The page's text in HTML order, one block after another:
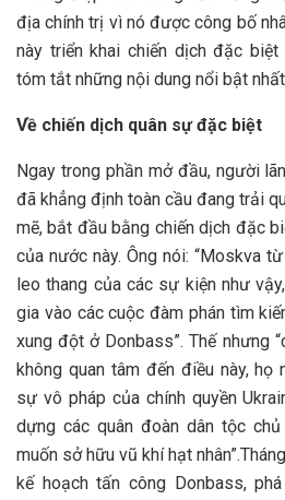
địa chính trị vì nó được công bố
này triển khai chiến dịch đặc
tóm tắt những nội dung nổi bật
Về chiến dịch quân sự đặc biệt
Ngay trong phần mở đầu, người
đã khẳng định toàn cầu đang trải
mẽ, bắt đầu bằng chiến dịch đặc
của nước này. Ông nói: “Moskva
leo thang của các sự kiện như
gia vào các cuộc đàm phán tìm
xung đột ở Donbass”. Thế nhưng
không quan tâm đến điều này,
sự vô pháp của chính quyền
dựng các quân đoàn dân tộc
muốn sở hữu vũ khí hạt
kế hoạch tấn công Donbass,